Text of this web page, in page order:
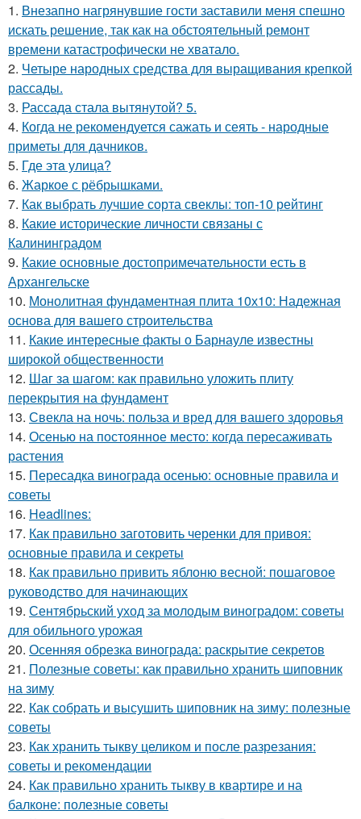
1. Внезапно нагрянувшие гости заставили меня спешно
искать решение, так как на обстоятельный ремонт
времени катастрофически не хватало.
2. Четыре народных средства для выращивания крепкой
рассады.
3. Рассада стала вытянутой? 5.
4. Когда не рекомендуется сажать и сеять - народные
приметы для дачников.
5. Где этa улица?
6. Жаркое с рёбрышками.
7. Как выбрать лучшие сорта свеклы: топ-10 рейтинг
8. Какие исторические личности связаны с
Калининградом
9. Какие основные достопримечательности есть в
Архангельске
10. Монолитная фундаментная плита 10х10: Надежная
основа для вашего строительства
11. Какие интересные факты о Барнауле известны
широкой общественности
12. Шаг за шагом: как правильно уложить плиту
перекрытия на фундамент
13. Свекла на ночь: польза и вред для вашего здоровья
14. Осенью на постоянное место: когда пересаживать
растения
15. Пересадка винограда осенью: основные правила и
советы
16. Headlines:
17. Как правильно заготовить черенки для привоя:
основные правила и секреты
18. Как правильно привить яблоню весной: пошаговое
руководство для начинающих
19. Сентябрьский уход за молодым виноградом: советы
для обильного урожая
20. Осенняя обрезка винограда: раскрытие секретов
21. Полезные советы: как правильно хранить шиповник
на зиму
22. Как собрать и высушить шиповник на зиму: полезные
советы
23. Как хранить тыкву целиком и после разрезания:
советы и рекомендации
24. Как правильно хранить тыкву в квартире и на
балконе: полезные советы